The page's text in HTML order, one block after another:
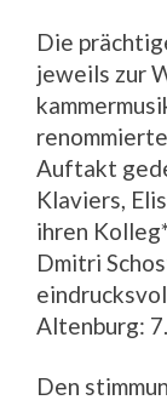
Die
jeweils zur
Auftakt
Klaviers,
ihren
Dmitri
Altenburg:
Den